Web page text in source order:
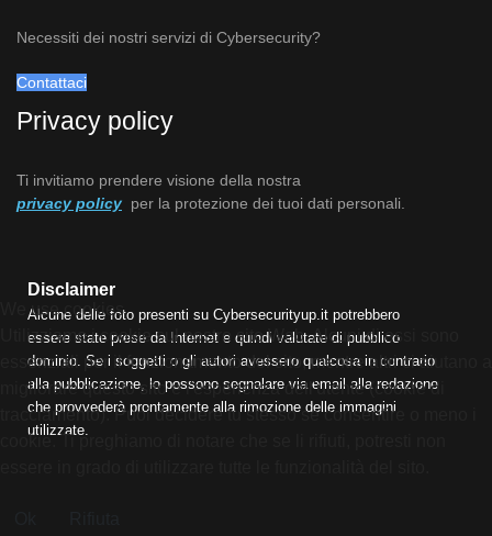
Necessiti dei nostri servizi di Cybersecurity?
Contattaci
Privacy policy
Ti invitiamo prendere visione della nostra
privacy policy per la protezione dei tuoi dati personali.
Disclaimer
Alcune delle foto presenti su Cybersecurityup.it potrebbero
essere state prese da Internet e quindi valutate di pubblico
dominio. Se i soggetti o gli autori avessero qualcosa in contrario
alla pubblicazione, lo possono segnalare via email alla redazione
che provvederà prontamente alla rimozione delle immagini
utilizzate.
We use cookies
Utilizziamo i cookie sul nostro sito Web. Alcuni di essi sono
essenziali per il funzionamento del sito, mentre altri ci aiutano a
migliorare questo sito e l'esperienza dell'utente (cookie di
tracciamento). Puoi decidere tu stesso se consentire o meno i
cookie. Ti preghiamo di notare che se li rifiuti, potresti non